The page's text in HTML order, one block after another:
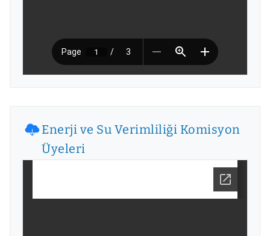
Enerji ve Su Verimliliği Komisyon
Üyeleri